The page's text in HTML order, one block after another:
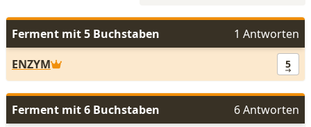
Ferment mit 5 Buchstaben
1 Antworten
ENZYM
5
Ferment mit 6 Buchstaben
6 Antworten